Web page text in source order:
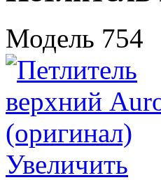
Модель 754
Увеличить